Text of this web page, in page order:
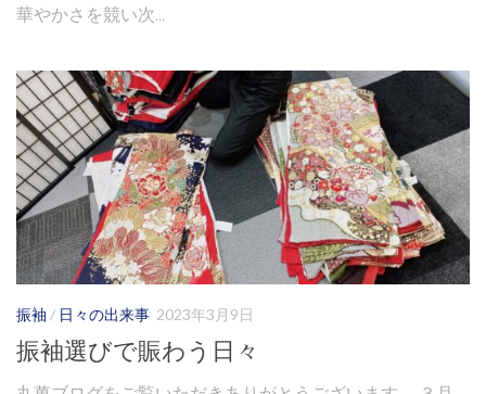
華やかさを競い次...
振袖 / 日々の出来事 2023年3月9日
振袖選びで賑わう日々